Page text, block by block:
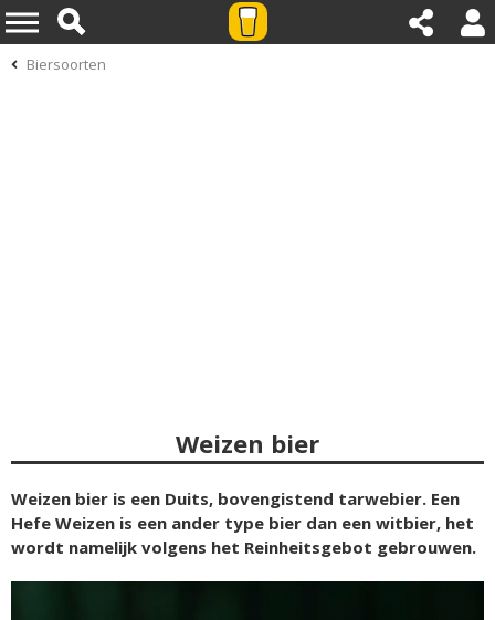
Biersoorten
Weizen bier
Weizen bier is een Duits, bovengistend tarwebier. Een
Hefe Weizen is een ander type bier dan een witbier, het
wordt namelijk volgens het Reinheitsgebot gebrouwen.